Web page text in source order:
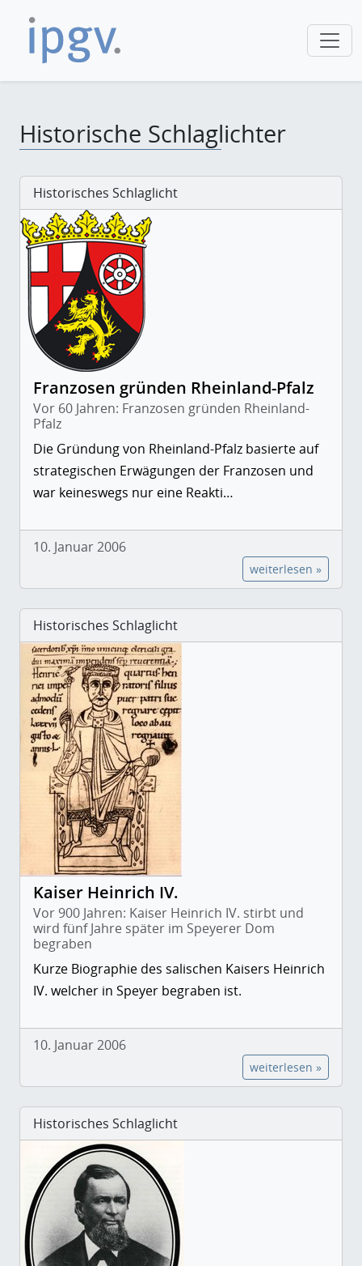
Historische Schlaglichter
Historisches Schlaglicht
Franzosen gründen Rheinland-Pfalz
Vor 60 Jahren: Franzosen gründen Rheinland-
Pfalz
Die Gründung von Rheinland-Pfalz basierte auf
strategischen Erwägungen der Franzosen und
war keineswegs nur eine Reakti…
10. Januar 2006
weiterlesen »
Historisches Schlaglicht
Kaiser Heinrich IV.
Vor 900 Jahren: Kaiser Heinrich IV. stirbt und
wird fünf Jahre später im Speyerer Dom
begraben
Kurze Biographie des salischen Kaisers Heinrich
IV. welcher in Speyer begraben ist.
10. Januar 2006
weiterlesen »
Historisches Schlaglicht